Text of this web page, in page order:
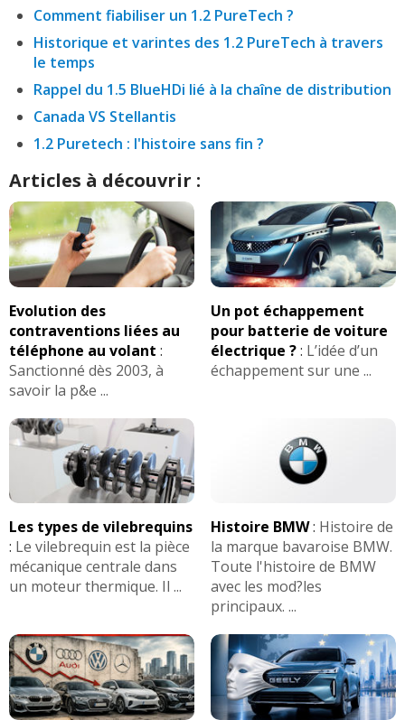
Comment fiabiliser un 1.2 PureTech ?
Historique et varintes des 1.2 PureTech à travers
le temps
Rappel du 1.5 BlueHDi lié à la chaîne de distribution
Canada VS Stellantis
1.2 Puretech : l'histoire sans fin ?
Articles à découvrir :
Evolution des
contraventions liées au
téléphone au volant :
Sanctionné dès 2003, à
savoir la p&e ...
Un pot échappement
pour batterie de voiture
électrique ?: L’idée d’un
échappement sur une ...
Les types de vilebrequins
: Le vilebrequin est la pièce
mécanique centrale dans
un moteur thermique. Il ...
Histoire BMW: Histoire de
la marque bavaroise BMW.
Toute l'histoire de BMW
avec les mod?les
principaux. ...